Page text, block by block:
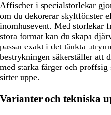
Affischer i specialstorlekar
om du dekorerar skyltfönster
inomhusevent. Med storlekar
stora format kan du skapa
passar exakt i det tänkta
bestrykningen säkerställer att
med starka färger och
sitter uppe.
Varianter och tekniska